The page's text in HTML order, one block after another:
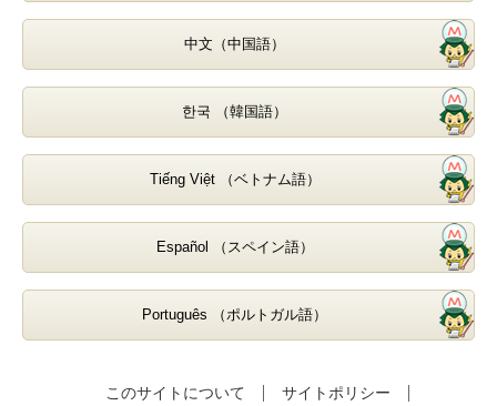
中文（中国語）
한국 （韓国語）
Tiếng Việt （ベトナム語）
Español （スペイン語）
Português （ポルトガル語）
このサイトについて サイトポリシー